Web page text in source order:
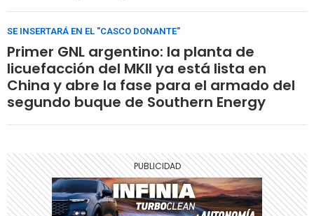
SE INSERTARÁ EN EL "CASCO DONANTE"
Primer GNL argentino: la planta de
licuefacción del MKII ya está lista en
China y abre la fase para el armado del
segundo buque de Southern Energy